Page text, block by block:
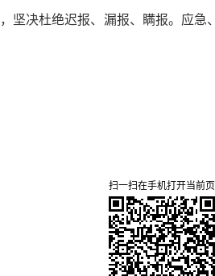
坚决杜绝迟报、漏报、瞒报。应
扫一扫在手机打开当前页